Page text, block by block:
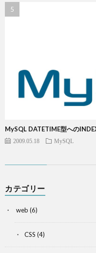
MySQL DATETIME型への
2009.05.18 MySQL
カテゴリー
web (6)
CSS (4)